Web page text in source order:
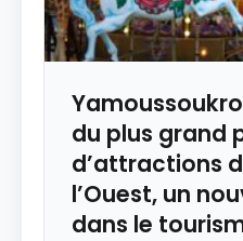
du plus grand
d’attractions
l’Ouest, un
dans le